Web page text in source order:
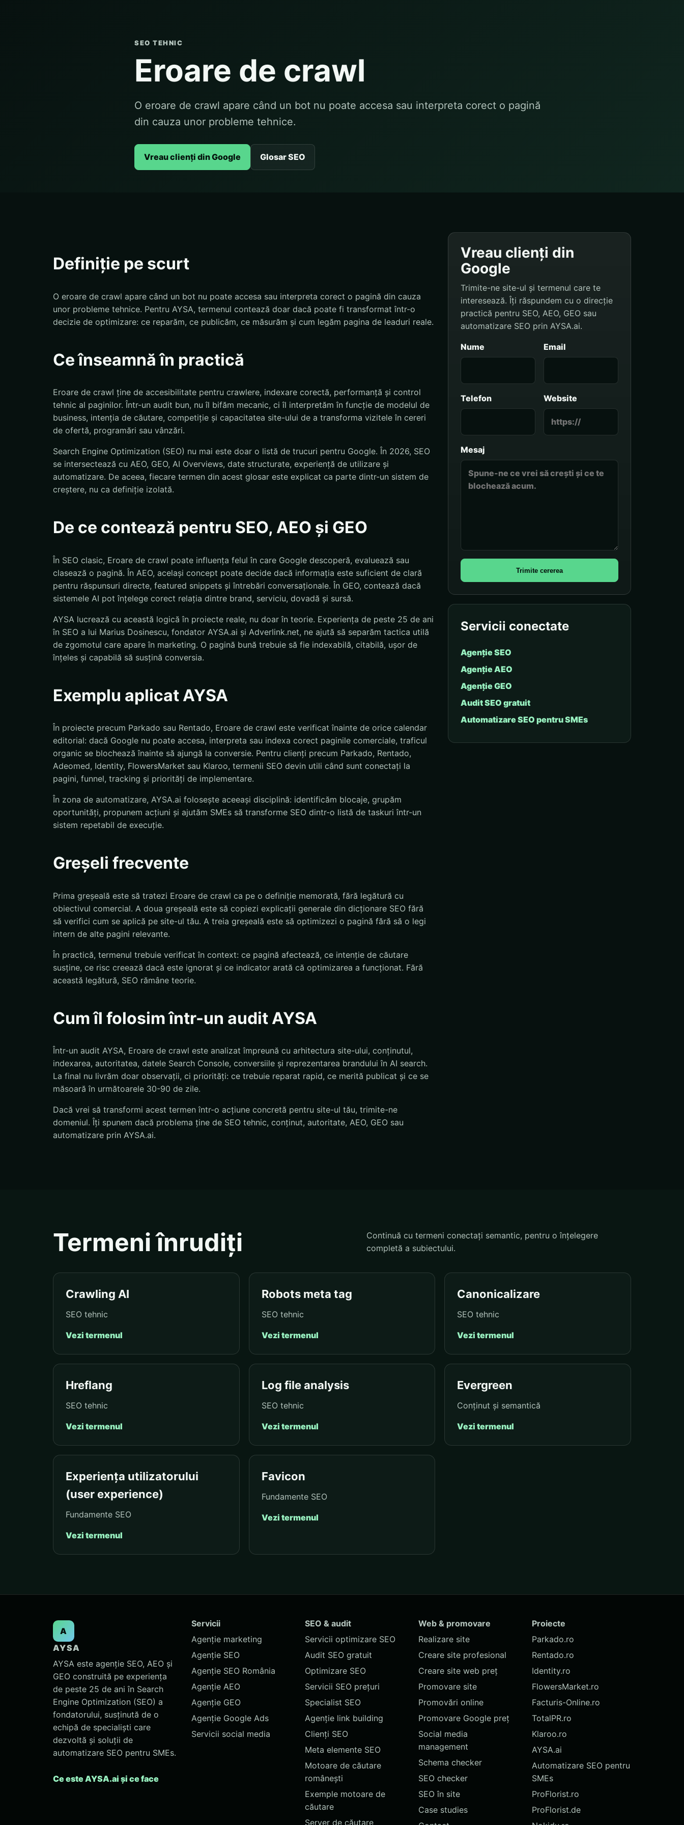
SEO TEHNIC
Eroare de crawl
O eroare de crawl apare când un bot nu poate accesa sau interpreta corect o pagină
din cauza unor probleme tehnice.
Vreau clienți din Google Glosar SEO
Definiție pe scurt
O eroare de crawl apare când un bot nu poate accesa sau interpreta corect o pagină din cauza
unor probleme tehnice. Pentru AYSA, termenul contează doar dacă poate fi transformat într-o
decizie de optimizare: ce reparăm, ce publicăm, ce măsurăm și cum legăm pagina de leaduri reale.
Ce înseamnă în practică
Eroare de crawl ține de accesibilitate pentru crawlere, indexare corectă, performanță și control
tehnic al paginilor. Într-un audit bun, nu îl bifăm mecanic, ci îl interpretăm în funcție de modelul de
business, intenția de căutare, competiție și capacitatea site-ului de a transforma vizitele în cereri
de ofertă, programări sau vânzări.
Search Engine Optimization (SEO) nu mai este doar o listă de trucuri pentru Google. În 2026, SEO
se intersectează cu AEO, GEO, AI Overviews, date structurate, experiență de utilizare și
automatizare. De aceea, fiecare termen din acest glosar este explicat ca parte dintr-un sistem de
creștere, nu ca definiție izolată.
De ce contează pentru SEO, AEO și GEO
În SEO clasic, Eroare de crawl poate influența felul în care Google descoperă, evaluează sau
clasează o pagină. În AEO, același concept poate decide dacă informația este suficient de clară
pentru răspunsuri directe, featured snippets și întrebări conversaționale. În GEO, contează dacă
sistemele AI pot înțelege corect relația dintre brand, serviciu, dovadă și sursă.
AYSA lucrează cu această logică în proiecte reale, nu doar în teorie. Experiența de peste 25 de ani
în SEO a lui Marius Dosinescu, fondator AYSA.ai și Adverlink.net, ne ajută să separăm tactica utilă
de zgomotul care apare în marketing. O pagină bună trebuie să fie indexabilă, citabilă, ușor de
înțeles și capabilă să susțină conversia.
Exemplu aplicat AYSA
În proiecte precum Parkado sau Rentado, Eroare de crawl este verificat înainte de orice calendar
editorial: dacă Google nu poate accesa, interpreta sau indexa corect paginile comerciale, traficul
organic se blochează înainte să ajungă la conversie. Pentru clienți precum Parkado, Rentado,
Adeomed, Identity, FlowersMarket sau Klaroo, termenii SEO devin utili când sunt conectați la
pagini, funnel, tracking și priorități de implementare.
În zona de automatizare, AYSA.ai folosește aceeași disciplină: identificăm blocaje, grupăm
oportunități, propunem acțiuni și ajutăm SMEs să transforme SEO dintr-o listă de taskuri într-un
sistem repetabil de execuție.
Greșeli frecvente
Prima greșeală este să tratezi Eroare de crawl ca pe o definiție memorată, fără legătură cu
obiectivul comercial. A doua greșeală este să copiezi explicații generale din dicționare SEO fără
să verifici cum se aplică pe site-ul tău. A treia greșeală este să optimizezi o pagină fără să o legi
intern de alte pagini relevante.
În practică, termenul trebuie verificat în context: ce pagină afectează, ce intenție de căutare
susține, ce risc creează dacă este ignorat și ce indicator arată că optimizarea a funcționat. Fără
această legătură, SEO rămâne teorie.
Cum îl folosim într-un audit AYSA
Într-un audit AYSA, Eroare de crawl este analizat împreună cu arhitectura site-ului, conținutul,
indexarea, autoritatea, datele Search Console, conversiile și reprezentarea brandului în AI search.
La final nu livrăm doar observații, ci priorități: ce trebuie reparat rapid, ce merită publicat și ce se
măsoară în următoarele 30-90 de zile.
Dacă vrei să transformi acest termen într-o acțiune concretă pentru site-ul tău, trimite-ne
domeniul. Îți spunem dacă problema ține de SEO tehnic, conținut, autoritate, AEO, GEO sau
automatizare prin AYSA.ai.
Vreau clienți din
Google
Trimite-ne site-ul și termenul care te
interesează. Îți răspundem cu o direcție
practică pentru SEO, AEO, GEO sau
automatizare SEO prin AYSA.ai.
Nume Email
Telefon Website
Mesaj
Trimite cererea
Servicii conectate
Agenție SEO
Agenție AEO
Agenție GEO
Audit SEO gratuit
Automatizare SEO pentru SMEs
Termeni înrudiți
Continuă cu termeni conectați semantic, pentru o înțelegere
completă a subiectului.
Crawling AI
SEO tehnic
Vezi termenul
Robots meta tag
SEO tehnic
Vezi termenul
Canonicalizare
SEO tehnic
Vezi termenul
Hreflang
SEO tehnic
Vezi termenul
Log file analysis
SEO tehnic
Vezi termenul
Evergreen
Conținut și semantică
Vezi termenul
Experiența utilizatorului
(user experience)
Fundamente SEO
Vezi termenul
Favicon
Fundamente SEO
Vezi termenul
A
AYSA
AYSA este agenție SEO, AEO și
GEO construită pe experiența
de peste 25 de ani în Search
Engine Optimization (SEO) a
fondatorului, susținută de o
echipă de specialiști care
dezvoltă și soluții de
automatizare SEO pentru SMEs.
Ce este AYSA.ai și ce face
Servicii
Agenție marketing
Agenție SEO
Agenție SEO România
Agenție AEO
Agenție GEO
Agenție Google Ads
Servicii social media
SEO & audit
Servicii optimizare SEO
Audit SEO gratuit
Optimizare SEO
Servicii SEO prețuri
Specialist SEO
Agenție link building
Clienți SEO
Meta elemente SEO
Motoare de căutare
românești
Exemple motoare de
căutare
Server de căutare
Web & promovare
Realizare site
Creare site profesional
Creare site web preț
Promovare site
Promovări online
Promovare Google preț
Social media
management
Schema checker
SEO checker
SEO în site
Case studies
Proiecte
Parkado.ro
Rentado.ro
Identity.ro
FlowersMarket.ro
Facturis-Online.ro
TotalPR.ro
Klaroo.ro
AYSA.ai
Automatizare SEO pentru
SMEs
ProFlorist.ro
ProFlorist.de